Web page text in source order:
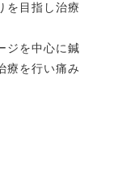
を目指し治療
ジを中心に鍼
療を行い痛み